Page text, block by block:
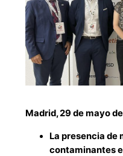
Madrid, 29 de mayo
La presencia de
contaminantes